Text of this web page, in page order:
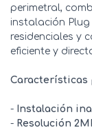
perimetral,
instalación
residenciales y
eficiente y
Características
- Instalación
- Resolución